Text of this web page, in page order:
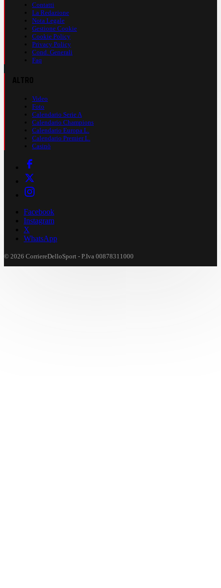
Contatti
La Redazione
Nota Legale
Gestione Cookie
Cookie Policy
Privacy Policy
Cond. Generali
Faq
Video
Foto
Calendario Serie A
Calendario Champions
Calendario Europa L.
Calendario Premier L.
Casinò
Facebook
Instagram
X
WhatsApp
© 2026 CorriereDelloSport - P.Iva 00878311000